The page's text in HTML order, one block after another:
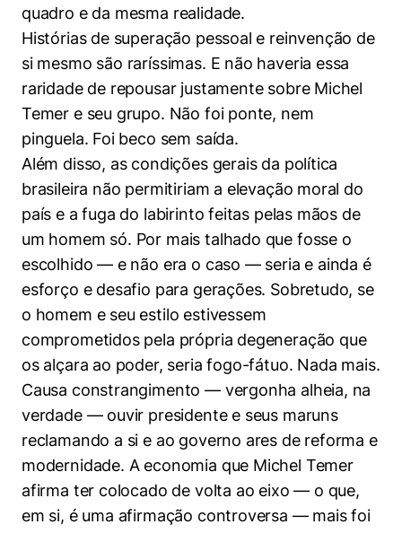
quadro e da mesma realidade.
Histórias de superação pessoal e reinvenção de
si mesmo são raríssimas. E não haveria essa
raridade de repousar justamente sobre Michel
Temer e seu grupo. Não foi ponte, nem
pinguela. Foi beco sem saída.
Além disso, as condições gerais da política
brasileira não permitiriam a elevação moral do
país e a fuga do labirinto feitas pelas mãos de
um homem só. Por mais talhado que fosse o
escolhido — e não era o caso — seria e ainda é
esforço e desafio para gerações. Sobretudo, se
o homem e seu estilo estivessem
comprometidos pela própria degeneração que
os alçara ao poder, seria fogo-fátuo. Nada mais.
Causa constrangimento — vergonha alheia, na
verdade — ouvir presidente e seus maruns
reclamando a si e ao governo ares de reforma e
modernidade. A economia que Michel Temer
afirma ter colocado de volta ao eixo — o que,
em si, é uma afirmação controversa — mais foi